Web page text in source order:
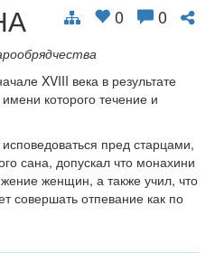
0 0
XVIII века в результате
которого течение и
пред старцами,
сана, допускал что монахини
женщин, а также учил, что
совершать отпевание как по